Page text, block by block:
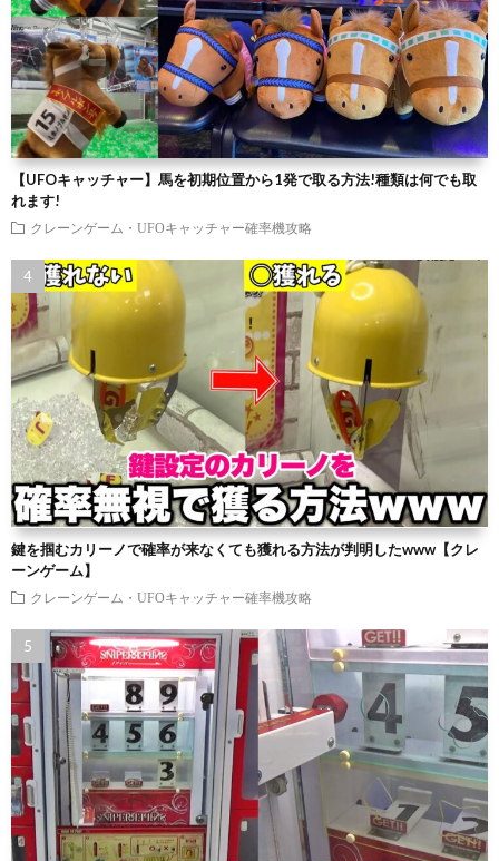
【UFOキャッチャー】馬を初期位置から1発で取る方法!種類は何でも取
れます!
クレーンゲーム・UFOキャッチャー確率機攻略
鍵を掴むカリーノで確率が来なくても獲れる方法が判明したwww【クレ
ーンゲーム】
クレーンゲーム・UFOキャッチャー確率機攻略